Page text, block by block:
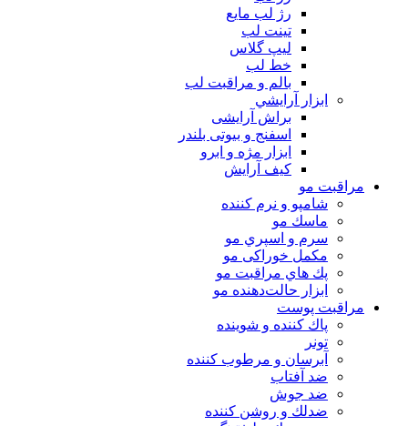
رژ لب مایع
تینت لب
لیپ گلاس
خط لب
بالم و مراقبت لب
ابزار آرايشي
براش آرایشی
اسفنج و بیوتی بلندر
ابزار مژه و ابرو
کیف آرایش
مراقبت مو
شامپو و نرم كننده
ماسك مو
سرم و اسپري مو
مكمل خوراكی مو
پك هاي مراقبت مو
ابزار حالت‌دهنده مو
مراقبت پوست
پاك كننده و شوينده
تونر
آبرسان و مرطوب كننده
ضد آفتاب
ضد جوش
ضدلك و روشن كننده